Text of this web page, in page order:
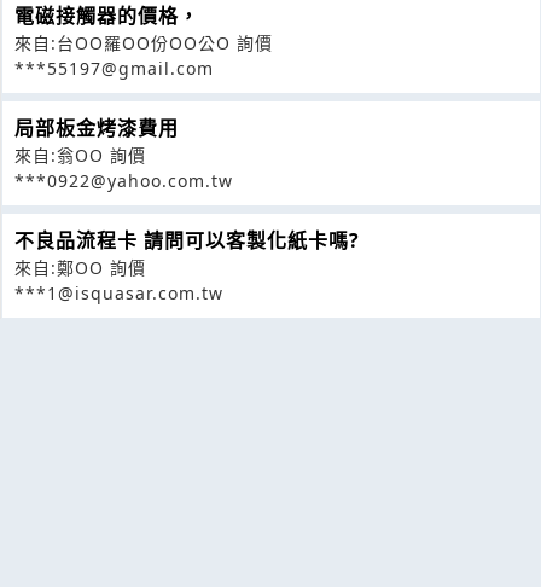
電磁接觸器的價格，
來自:台OO羅OO份OO公O 詢價
***55197@gmail.com
局部板金烤漆費用
來自:翁OO 詢價
***0922@yahoo.com.tw
不良品流程卡 請問可以客製化紙卡嗎?
來自:鄭OO 詢價
***1@isquasar.com.tw